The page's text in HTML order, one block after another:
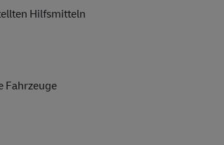
Hilfsmitteln
Fahrzeuge